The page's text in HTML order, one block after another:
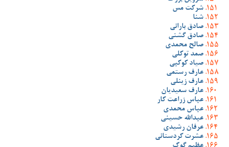
شرکت مس
شنا
صادق بارانی
صادق گشنی
صالح محمدی
صمد توکلی
صیاد کوکبی
عارف رستمی
عارف زینلی
عارف سعیدیان
عباس زراعت کار
عباس محمدی
عبدالله حسینی
عرفان رشیدی
عشرت کردستانی